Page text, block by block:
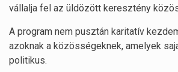
vállalja fel az üldözött keresztény
A program nem pusztán karitatív
azoknak a közösségeknek, amelyek
politikus.